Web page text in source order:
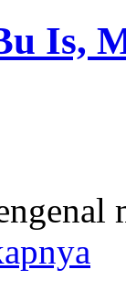
Is,